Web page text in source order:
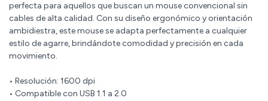
perfecta para aquellos que buscan un mouse convencional sin
cables de alta calidad. Con su diseño ergonómico y orientación
ambidiestra, este mouse se adapta perfectamente a cualquier
estilo de agarre, brindándote comodidad y precisión en cada
movimiento.
• Resolución: 1600 dpi
• Compatible con USB 1.1 a 2.0